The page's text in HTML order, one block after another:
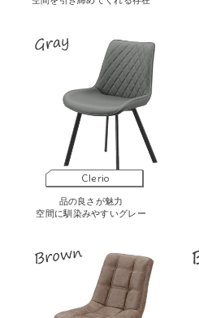
Clerio
品の良さが魅力
空間に馴染みやすいグレー